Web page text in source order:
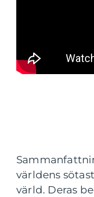
världens
värld. Deras